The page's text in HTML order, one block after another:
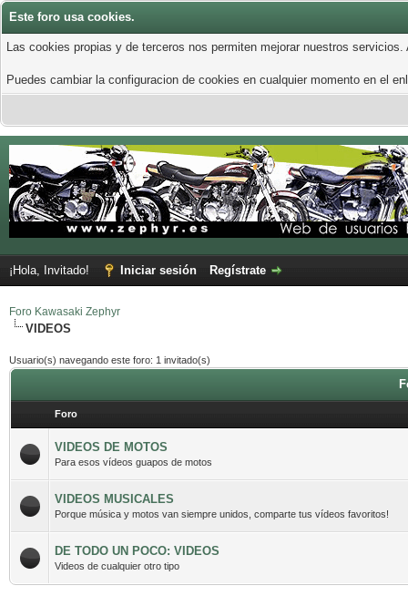
Este foro usa cookies.
Las cookies propias y de terceros nos permiten mejorar nuestros
Puedes cambiar la configuracion de cookies en cualquier momento en el
¡Hola, Invitado! Iniciar sesión Regístrate
Foro Kawasaki Zephyr
VIDEOS
Usuario(s) navegando este foro: 1 invitado(s)
Foro
VIDEOS DE MOTOS
Para esos vídeos guapos de motos
VIDEOS MUSICALES
Porque música y motos van siempre unidos, comparte tus vídeos favoritos!
DE TODO UN POCO: VIDEOS
Videos de cualquier otro tipo